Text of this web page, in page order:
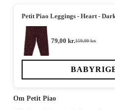
Petit Piao Leggings - Heart -
159,00kr.
Den
pris
var:
79,00 kr.Den
pris
er:
Om Petit Piao